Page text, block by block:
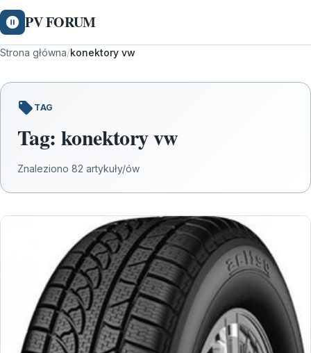
PV FORUM
Strona główna/konektory vw
TAG
Tag: konektory vw
Znaleziono 82 artykuły/ów